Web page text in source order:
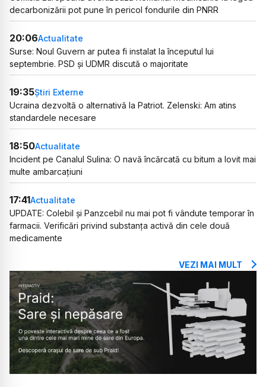
decarbonizării pot pune în pericol fondurile din PNRR
20:06Actualitate
Surse: Noul Guvern ar putea fi instalat la începutul lui
septembrie. PSD și UDMR discută o majoritate
19:35Știri Externe
Ucraina dezvoltă o alternativă la Patriot. Zelenski: Am atins
standardele necesare
18:50Actualitate
Incident pe Canalul Sulina: O navă încărcată cu bitum a lovit mai
multe ambarcațiuni
17:41Actualitate
UPDATE: Colebil și Panzcebil nu mai pot fi vândute temporar în
farmacii. Verificări privind substanța activă din cele două
medicamente
VEZI MAI MULT